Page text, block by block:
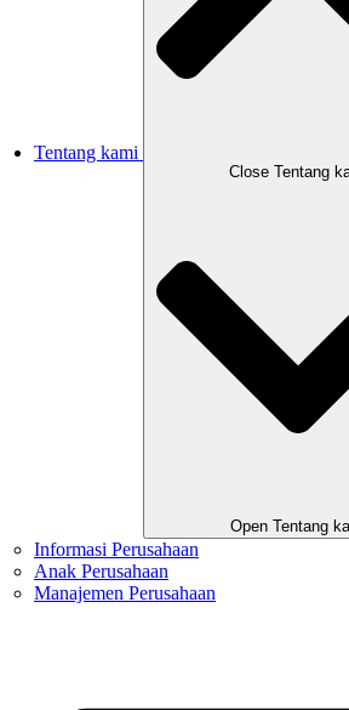
Tentang kami
Close Tentang
Open Tentang
Informasi Perusahaan
Anak Perusahaan
Manajemen Perusahaan